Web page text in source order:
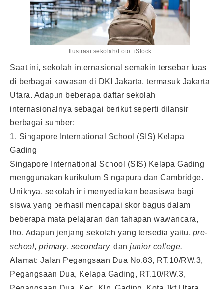
Ilustrasi sekolah/Foto: iStock
Saat ini, sekolah internasional semakin tersebar luas
di berbagai kawasan di DKI Jakarta, termasuk Jakarta
Utara. Adapun beberapa daftar sekolah
internasionalnya sebagai berikut seperti dilansir
berbagai sumber:
1. Singapore International School (SIS) Kelapa
Gading
Singapore International School (SIS) Kelapa Gading
menggunakan kurikulum Singapura dan Cambridge.
Uniknya, sekolah ini menyediakan beasiswa bagi
siswa yang berhasil mencapai skor bagus dalam
beberapa mata pelajaran dan tahapan wawancara,
lho. Adapun jenjang sekolah yang tersedia yaitu, pre-
school, primary, secondary, dan junior college.
Alamat: Jalan Pegangsaan Dua No.83, RT.10/RW.3,
Pegangsaan Dua, Kelapa Gading, RT.10/RW.3,